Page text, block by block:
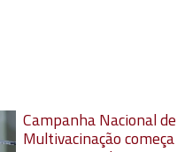
Campanha Nacional de
Multivacinação começa